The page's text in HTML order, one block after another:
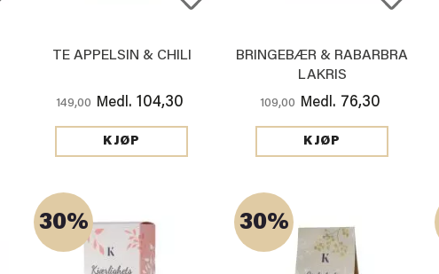
TE APPELSIN & CHILI
149,00 Medl. 104,30
KJØP
BRINGEBÆR & RABARBRA
LAKRIS
109,00 Medl. 76,30
KJØP
30% 30%